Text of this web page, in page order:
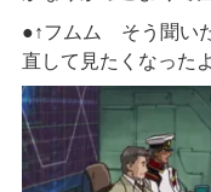
●↑フムム そう聞い
直して見たくなったよ